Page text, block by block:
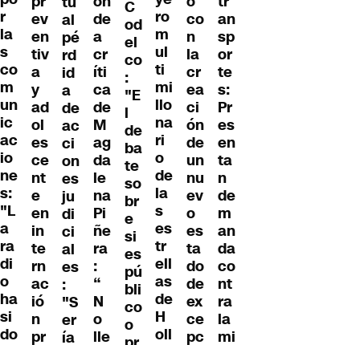
r
la
s
co
m
un
ic
ac
io
ne
s:
"L
a
ra
di
o
ha
si
do
ev
en
tiv
a
y
ad
ol
es
ce
nt
e
en
in
te
rn
ac
ió
n
pr
al
pé
rd
id
a
de
ac
ci
on
es
ju
di
ci
al
es
:
"S
er
ía
de
a
cr
íti
ca
de
M
ag
da
le
na
Pi
ñe
ra
:
“
N
o
lle
C
od
el
co
:
"E
l
de
ba
te
so
br
e
si
es
pú
bli
co
o
ro
m
ul
ti
mi
llo
na
ri
o
de
la
s
es
tr
ell
as
de
H
oll
co
n
la
cr
ea
ci
ón
de
un
nu
ev
o
es
ta
do
de
ex
ce
pc
an
sp
or
te
s:
Pr
es
en
ta
n
de
m
an
da
co
nt
ra
la
mi